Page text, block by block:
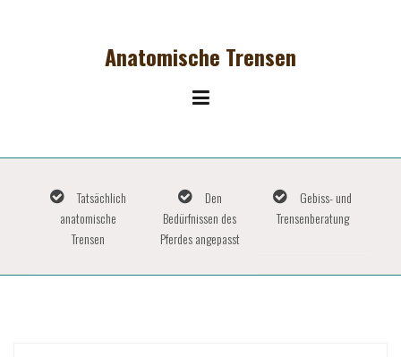
Anatomische Trensen
Tatsächlich
anatomische
Trensen
Den
Bedürfnissen des
Pferdes angepasst
Gebiss- und
Trensenberatung